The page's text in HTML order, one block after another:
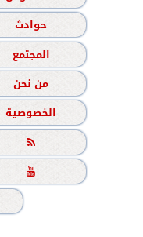
حوادث
المجتمع
من نحن
الخصوصية


جميع الحقوق